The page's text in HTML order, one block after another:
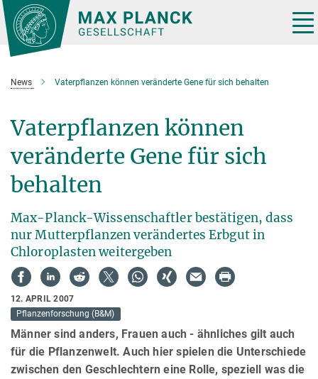
Hauptinhalt
News Vaterpflanzen können veränderte Gene für sich behalten
Vaterpflanzen können
veränderte Gene für sich
behalten
Max-Planck-Wissenschaftler bestätigen, dass
nur Mutterpflanzen verändertes Erbgut in
Chloroplasten weitergeben
12. APRIL 2007
Pflanzenforschung (B&M)
Männer sind anders, Frauen auch - ähnliches gilt auch
für die Pflanzenwelt. Auch hier spielen die Unterschiede
zwischen den Geschlechtern eine Rolle, speziell was die